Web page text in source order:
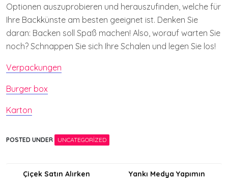
Optionen auszuprobieren und herauszufinden, welche für
Ihre Backkünste am besten geeignet ist. Denken Sie
daran: Backen soll Spaß machen! Also, worauf warten Sie
noch? Schnappen Sie sich Ihre Schalen und legen Sie los!
Verpackungen
Burger box
Karton
POSTED UNDER UNCATEGORIZED
Çiçek Satın Alırken Yankı Medya Yapımın